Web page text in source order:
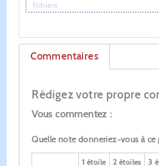
fichiers
Commentaires
Rédigez votre propre
Vous commentez :
Quelle note donneriez-vous à ce
1 étoile 2 étoiles 3